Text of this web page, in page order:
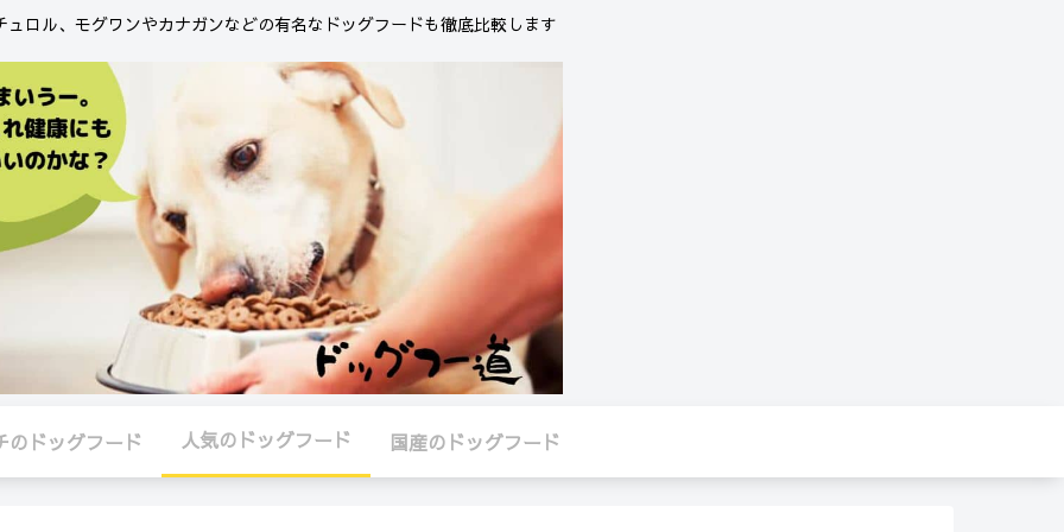
ュロル、モグワンやカナガンなどの有名なドッグフードも徹底比較します
のドッグフード 人気のドッグフード 国産のドッグフード